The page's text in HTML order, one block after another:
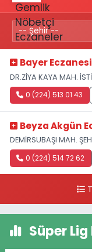
Bayer Eczanesi
DR.ZİYA KAYA MAH.
0 (224) 513 01 43
Beyza Akgün
DEMİRSUBAŞI MAH.
0 (224) 514 72 62
Süper